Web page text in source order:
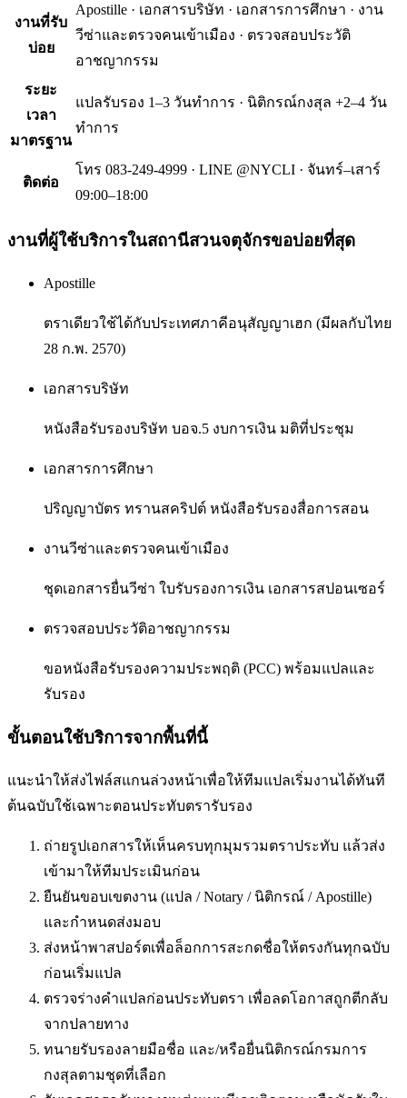
งานที่รับ
บ่อย
Apostille · เอกสารบริษัท · เอกสารการศึกษา · งาน
วีซ่าและตรวจคนเข้าเมือง · ตรวจสอบประวัติ
อาชญากรรม
ระยะ
เวลา
มาตรฐาน
แปลรับรอง 1–3 วันทำการ · นิติกรณ์กงสุล +2–4 วัน
ทำการ
ติดต่อ
โทร 083-249-4999 · LINE @NYCLI · จันทร์–เสาร์
09:00–18:00
งานที่ผู้ใช้บริการในสถานีสวนจตุจักรขอบ่อยที่สุด
Apostille
ตราเดียวใช้ได้กับประเทศภาคีอนุสัญญาเฮก (มีผลกับไทย
28 ก.พ. 2570)
เอกสารบริษัท
หนังสือรับรองบริษัท บอจ.5 งบการเงิน มติที่ประชุม
เอกสารการศึกษา
ปริญญาบัตร ทรานสคริปต์ หนังสือรับรองสื่อการสอน
งานวีซ่าและตรวจคนเข้าเมือง
ชุดเอกสารยื่นวีซ่า ใบรับรองการเงิน เอกสารสปอนเซอร์
ตรวจสอบประวัติอาชญากรรม
ขอหนังสือรับรองความประพฤติ (PCC) พร้อมแปลและ
รับรอง
ขั้นตอนใช้บริการจากพื้นที่นี้
แนะนำให้ส่งไฟล์สแกนล่วงหน้าเพื่อให้ทีมแปลเริ่มงานได้ทันที
ต้นฉบับใช้เฉพาะตอนประทับตรารับรอง
ถ่ายรูปเอกสารให้เห็นครบทุกมุมรวมตราประทับ แล้วส่ง
เข้ามาให้ทีมประเมินก่อน
ยืนยันขอบเขตงาน (แปล / Notary / นิติกรณ์ / Apostille)
และกำหนดส่งมอบ
ส่งหน้าพาสปอร์ตเพื่อล็อกการสะกดชื่อให้ตรงกันทุกฉบับ
ก่อนเริ่มแปล
ตรวจร่างคำแปลก่อนประทับตรา เพื่อลดโอกาสถูกตีกลับ
จากปลายทาง
ทนายรับรองลายมือชื่อ และ/หรือยื่นนิติกรณ์กรมการ
กงสุลตามชุดที่เลือก